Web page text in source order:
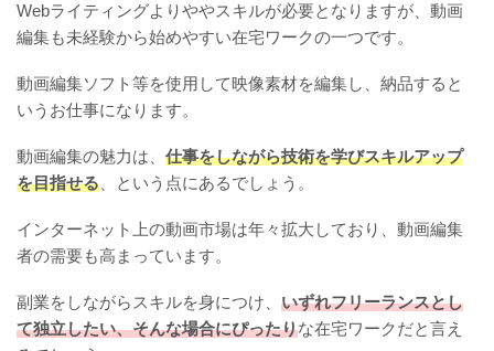
Webライティングよりややスキルが必要となりますが、動画
編集も未経験から始めやすい在宅ワークの一つです。
動画編集ソフト等を使用して映像素材を編集し、納品すると
いうお仕事になります。
動画編集の魅力は、 仕事をしながら技術を学びスキルアップ
を目指せる 、という点にあるでしょう。
インターネット上の動画市場は年々拡大しており、動画編集
者の需要も高まっています。
副業をしながらスキルを身につけ、 いずれフリーランスとし
て独立したい、そんな場合にぴったりな在宅ワークだと言え